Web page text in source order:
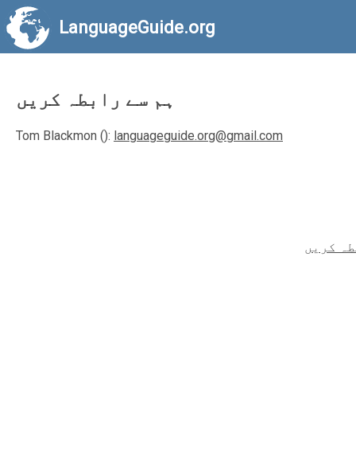
LanguageGuide.org
ہم سے رابطہ کریں
Tom Blackmon (): languageguide.org@gmail.com
کریں